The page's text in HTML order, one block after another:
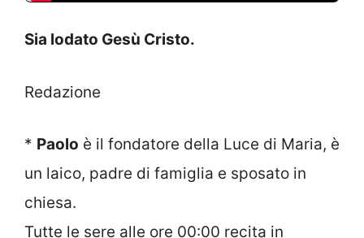
Sia lodato Gesù Cristo.
Redazione
* Paolo è il fondatore della Luce di Maria, è
un laico, padre di famiglia e sposato in
chiesa.
Tutte le sere alle ore 00:00 recita in